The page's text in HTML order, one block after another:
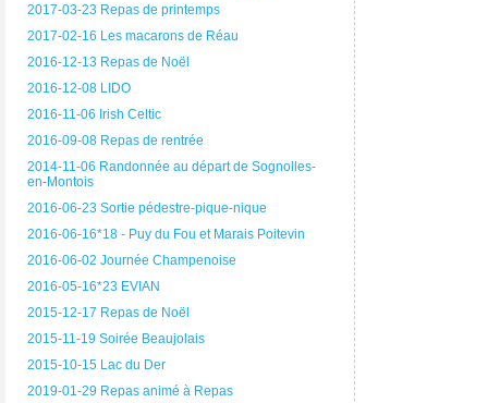
2017-03-23 Repas de printemps
2017-02-16 Les macarons de Réau
2016-12-13 Repas de Noël
2016-12-08 LIDO
2016-11-06 Irish Celtic
2016-09-08 Repas de rentrée
2014-11-06 Randonnée au départ de Sognolles-
en-Montois
2016-06-23 Sortie pédestre-pique-nique
2016-06-16*18 - Puy du Fou et Marais Poitevin
2016-06-02 Journée Champenoise
2016-05-16*23 EVIAN
2015-12-17 Repas de Noël
2015-11-19 Soirée Beaujolais
2015-10-15 Lac du Der
2019-01-29 Repas animé à Repas